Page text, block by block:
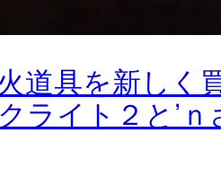
道具を新しく
ライト２と’